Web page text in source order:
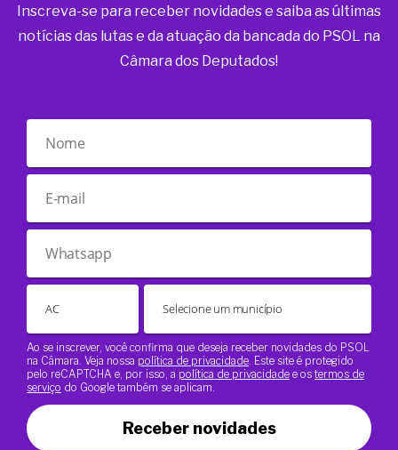
Inscreva-se para receber novidades e saiba as últimas
notícias das lutas e da atuação da bancada do PSOL na
Câmara dos Deputados!
Ao se inscrever, você confirma que deseja receber novidades do PSOL
na Câmara. Veja nossa política de privacidade. Este site é protegido
pelo reCAPTCHA e, por isso, a política de privacidade e os termos de
serviço do Google também se aplicam.
Receber novidades